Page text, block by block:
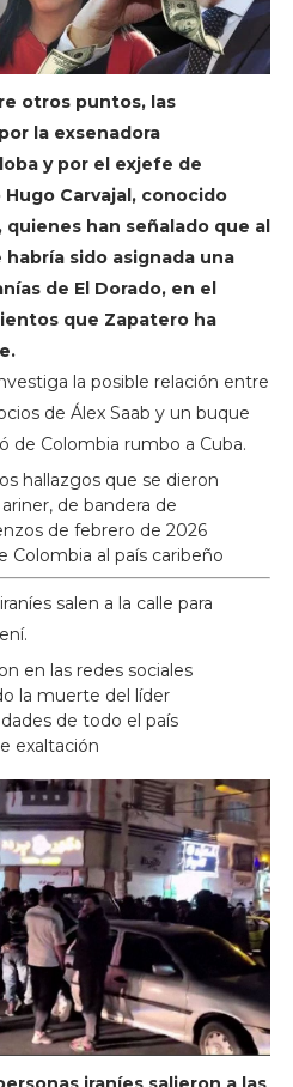
otros puntos, las
la exsenadora
y por el exjefe de
Carvajal, conocido
quienes han señalado que al
sido asignada una
de El Dorado, en el
que Zapatero ha
la posible relación entre
de Álex Saab y un buque
de Colombia rumbo a Cuba.
hallazgos que se dieron
de bandera de
de febrero de 2026
Colombia al país caribeño
salen a la calle para
en las redes sociales
la muerte del líder
de todo el país
exaltación